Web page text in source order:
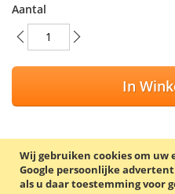
Wij gebruiken cookies om
Google persoonlijke
als u daar toestemming voor
Aantal
In
VOEG TOE